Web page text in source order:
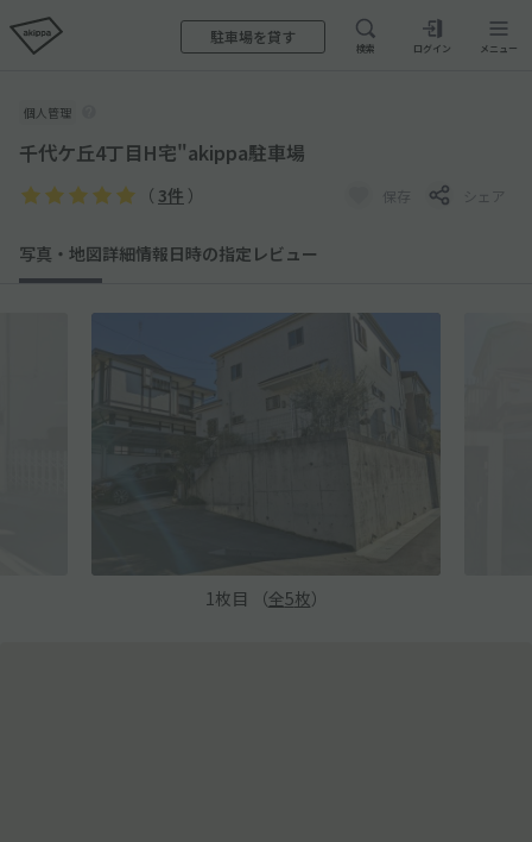
駐車場を貸す
検索 ログイン メニュー
個人管理
千代ケ丘4丁目H宅"akippa駐車場
（ 3件 ） 保存 シェア
写真・地図詳細情報日時の指定 レビュー
1 枚目 （全5枚）